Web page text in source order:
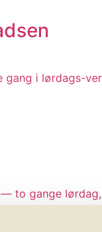
i lørdags-
to gange lørdag,